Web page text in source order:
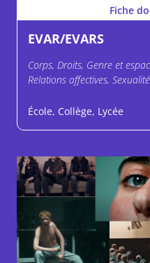
Fiche
EVAR/EVARS
Corps, Droits, Genre et
Relations affectives,
École, Collège, Lycée